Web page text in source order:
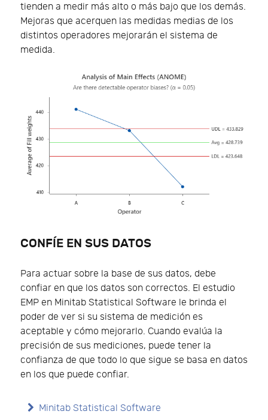
tienden a medir más alto o más bajo que los demás.
Mejoras que acerquen las medidas medias de los
distintos operadores mejorarán el sistema de
medida.
CONFÍE EN SUS DATOS
Para actuar sobre la base de sus datos, debe
confiar en que los datos son correctos. El estudio
EMP en Minitab Statistical Software le brinda el
poder de ver si su sistema de medición es
aceptable y cómo mejorarlo. Cuando evalúa la
precisión de sus mediciones, puede tener la
confianza de que todo lo que sigue se basa en datos
en los que puede confiar.
Minitab Statistical Software